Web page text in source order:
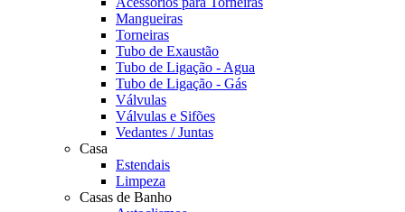
Mangueiras
Torneiras
Tubo de Exaustão
Tubo de Ligação - Agua
Tubo de Ligação - Gás
Válvulas
Válvulas e Sifões
Vedantes / Juntas
Casa
Estendais
Limpeza
Casas de Banho